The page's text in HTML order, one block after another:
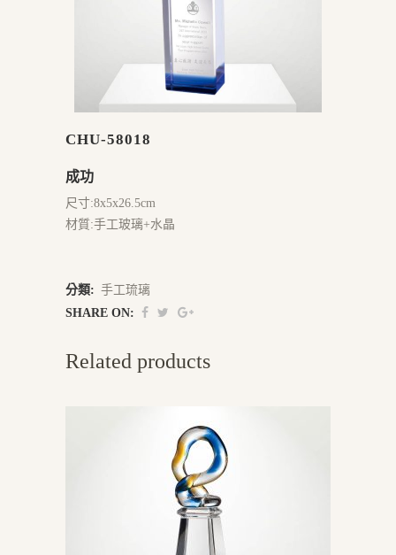
CHU-58018
成功
尺寸:8x5x26.5cm
材質:手工玻璃+水晶
分類: 手工琉璃
SHARE ON:
Related products